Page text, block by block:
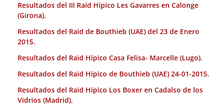
Resultados del III Raid Hípico Les Gavarres en Calonge
(Girona).
Resultados del Raid de Bouthieb (UAE) del 23 de Enero
2015.
Resultados del Raid Hípico Casa Felisa- Marcelle (Lugo).
Resultados del Raid Hípico de Bouthieb (UAE) 24-01-2015.
Resultados del Raid Hípico Los Boxer en Cadalso de los
Vidrios (Madrid).